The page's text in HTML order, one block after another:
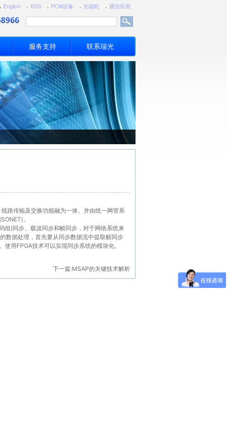
English RSS PCM设备 光端机 通信应用
服务支持 联系瑞光
传输及交换功能融为一体、并由统一网管系
。
)同步、载波同步和帧同步，对于网络系统来
数据处理，首先要从同步数据流中提取帧同步
用FPGA技术可以实现同步系统的模块化、
下一篇:MSAP的关键技术解析